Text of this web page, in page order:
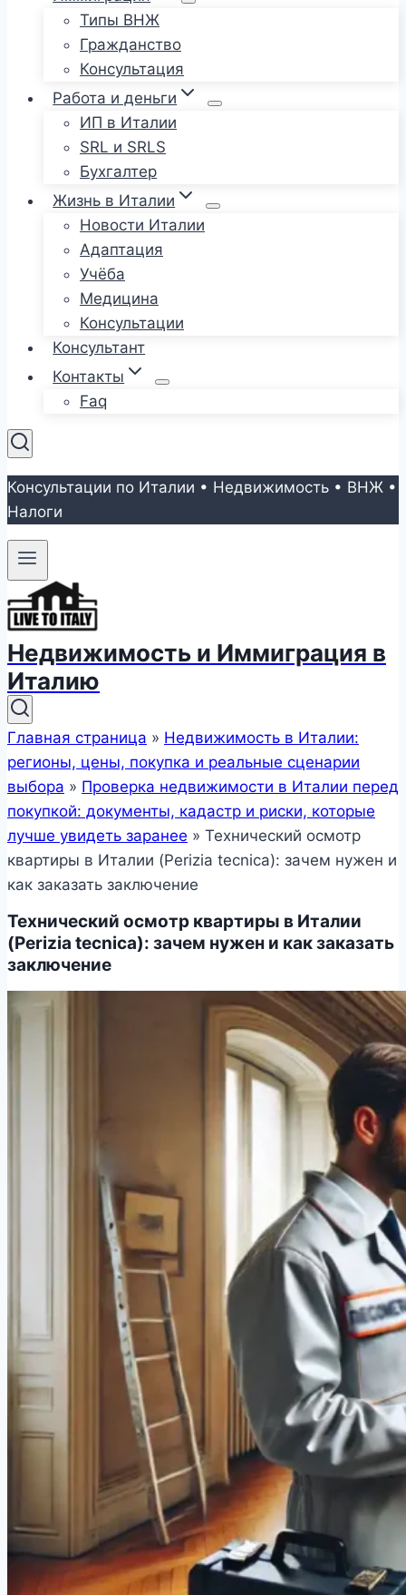
Типы ВНЖ
Гражданство
Консультация
Работа и деньги
ИП в Италии
SRL и SRLS
Бухгалтер
Жизнь в Италии
Новости Италии
Адаптация
Учёба
Медицина
Консультации
Консультант
Контакты
Faq
Консультации по Италии • Недвижимость • ВНЖ •
Налоги
Недвижимость и Иммиграция в
Италию
Главная страница » Недвижимость в Италии:
регионы, цены, покупка и реальные сценарии
выбора » Проверка недвижимости в Италии перед
покупкой: документы, кадастр и риски, которые
лучше увидеть заранее » Технический осмотр
квартиры в Италии (Perizia tecnica): зачем нужен и
как заказать заключение
Технический осмотр квартиры в Италии
(Perizia tecnica): зачем нужен и как заказать
заключение